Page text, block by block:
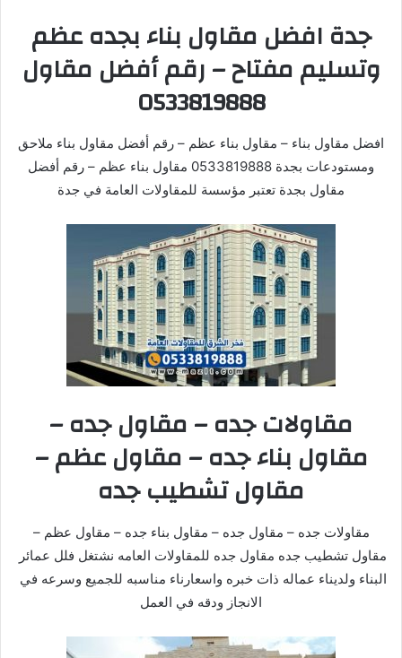
جدة افضل مقاول بناء بجده عظم
وتسليم مفتاح – رقم أفضل مقاول
0533819888
افضل مقاول بناء – مقاول بناء عظم – رقم أفضل مقاول بناء ملاحق
ومستودعات بجدة 0533819888 مقاول بناء عظم – رقم أفضل
مقاول بجدة تعتبر مؤسسة للمقاولات العامة في جدة
مقاولات جده – مقاول جده –
مقاول بناء جده – مقاول عظم –
مقاول تشطيب جده
مقاولات جده – مقاول جده – مقاول بناء جده – مقاول عظم –
مقاول تشطيب جده مقاول جده للمقاولات العامه نشتغل فلل عمائر
البناء ولديناء عماله ذات خبره واسعارناء مناسبه للجميع وسرعه في
الانجاز ودقه في العمل